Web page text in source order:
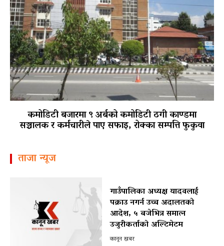
कमोडिटी बजारमा ९ अर्बको कमोडिटी ठगी काण्डमा
सञ्चालक र कर्मचारीले पाए सफाइ, रोक्का सम्पत्ति फुकुवा
ताजा न्यूज
गाउँपालिका अध्यक्ष यादवलाई
पक्राउ नगर्न उच्च अदालतको
आदेश, ५ बजेभित्र समात्न
उजुरीकर्ताको अल्टिमेटम
कानून खबर